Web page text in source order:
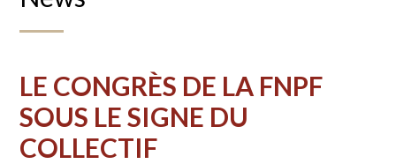
LE CONGRÈS DE LA FNPF
SOUS LE SIGNE DU
COLLECTIF